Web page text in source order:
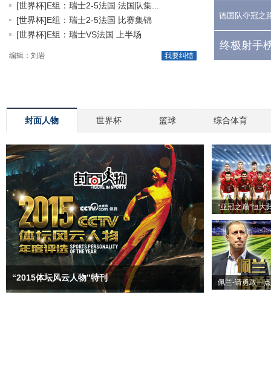
[世界杯]E组：瑞士2-5法国 法国队集...
[世界杯]E组：瑞士2-5法国 比赛集锦
[世界杯]E组：瑞士VS法国 上半场
我要纠错
编辑：刘岩
德国队夺冠之
终极射手
封面人物 世界杯 篮球 综合体育
“2015体坛风云人物”特刊
“亚冠之巅”恒大
佩兰-请勇敢一点